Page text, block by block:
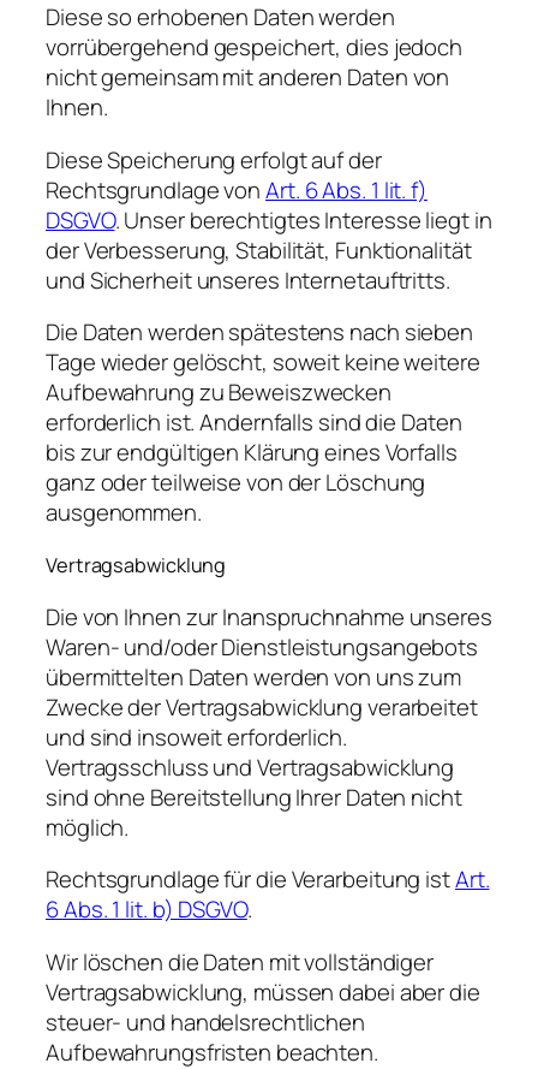
Diese so erhobenen Daten werden
vorrübergehend gespeichert, dies jedoch
nicht gemeinsam mit anderen Daten von
Ihnen.
Diese Speicherung erfolgt auf der
Rechtsgrundlage vonArt. 6 Abs. 1 lit. f)
DSGVO. Unser berechtigtes Interesse liegt in
der Verbesserung, Stabilität, Funktionalität
und Sicherheit unseres Internetauftritts.
Die Daten werden spätestens nach sieben
Tage wieder gelöscht, soweit keine weitere
Aufbewahrung zu Beweiszwecken
erforderlich ist. Andernfalls sind die Daten
bis zur endgültigen Klärung eines Vorfalls
ganz oder teilweise von der Löschung
ausgenommen.
Vertragsabwicklung
Die von Ihnen zur Inanspruchnahme unseres
Waren- und/oder Dienstleistungsangebots
übermittelten Daten werden von uns zum
Zwecke der Vertragsabwicklung verarbeitet
und sind insoweit erforderlich.
Vertragsschluss und Vertragsabwicklung
sind ohne Bereitstellung Ihrer Daten nicht
möglich.
Rechtsgrundlage für die Verarbeitung istArt.
6 Abs. 1 lit. b) DSGVO.
Wir löschen die Daten mit vollständiger
Vertragsabwicklung, müssen dabei aber die
steuer- und handelsrechtlichen
Aufbewahrungsfristen beachten.